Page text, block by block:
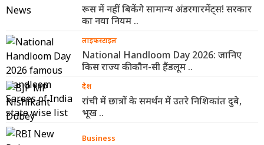
रूस में नहीं बिकेंगे सामान्य अंडरगारमेंट्स! सरकार
का नया नियम ..
लाइफस्टाइल
National Handloom Day 2026: जानिए
किस राज्य की कौन-सी हैंडलूम ..
देश
रांची में छात्रों के समर्थन में उतरे निशिकांत दुबे,
भूख ..
Business